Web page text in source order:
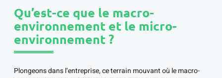
Qu’est-ce que le macro-
environnement et le micro-
environnement ?
Plongeons dans l’entreprise, ce terrain mouvant où le macro-